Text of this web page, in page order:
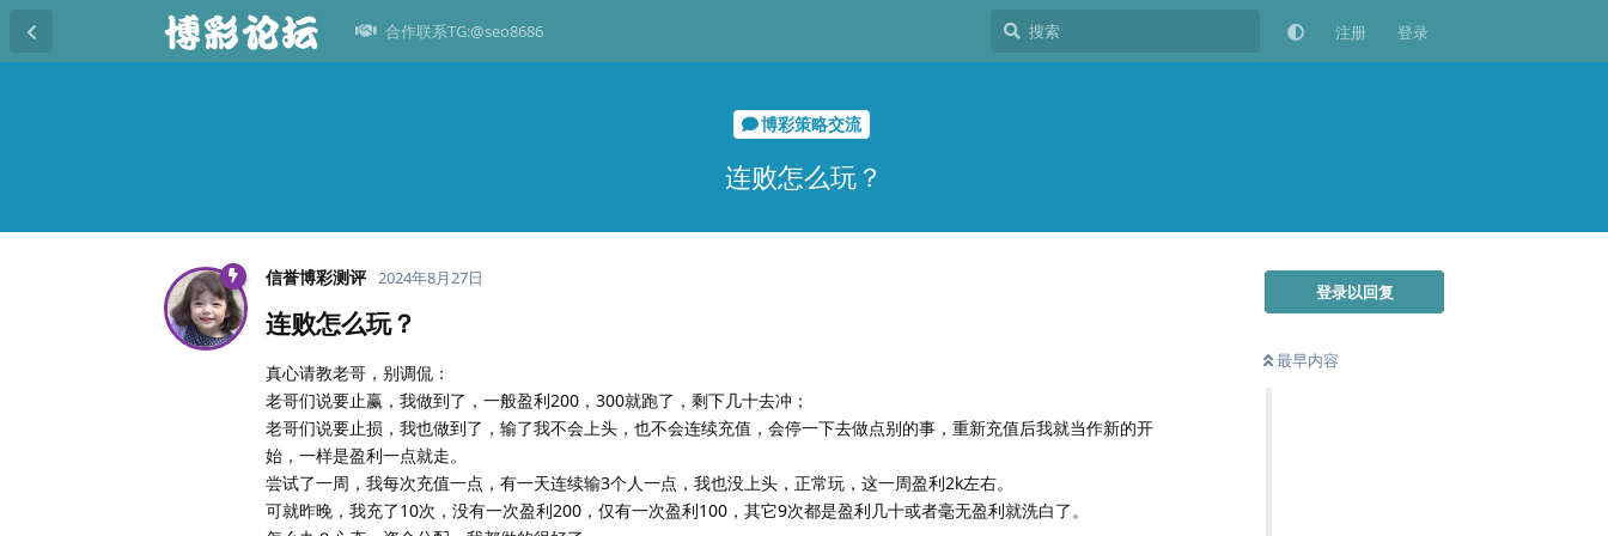
合作联系TG:@seo8686 注册 登录
博彩策略交流
连败怎么玩？
登录以回复
最早内容
信誉博彩测评 2024年8月27日
连败怎么玩？
真心请教老哥，别调侃：
老哥们说要止赢，我做到了，一般盈利200，300就跑了，剩下几十去冲；
老哥们说要止损，我也做到了，输了我不会上头，也不会连续充值，会停一下去做点别的事，重新充值后我就当作新的开
始，一样是盈利一点就走。
尝试了一周，我每次充值一点，有一天连续输3个人一点，我也没上头，正常玩，这一周盈利2k左右。
可就昨晚，我充了10次，没有一次盈利200，仅有一次盈利100，其它9次都是盈利几十或者毫无盈利就洗白了。